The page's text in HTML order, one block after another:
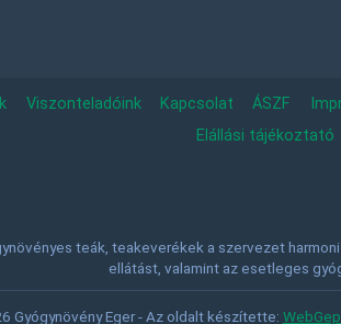
Viszonteladóink Kapcsolat ÁSZF
Elállási tájékoztató
teák, teakeverékek a szervezet
ellátást, valamint az esetleges
Gyógynövény Eger - Az oldalt készítette: